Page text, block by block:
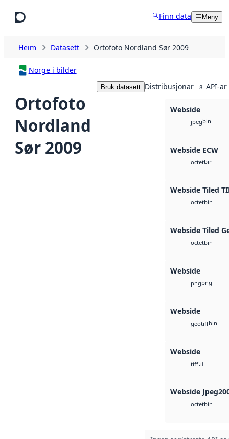
Finn data Meny
Heim Datasett Ortofoto Nordland Sør 2009
Norge i bilder
Ortofoto
Nordland
Sør 2009
Bruk datasett Distribusjonar 8 API-ar
Webside
jpegbin
Webside ECW
octetbin
Webside Tiled
octetbin
Webside Tiled
octetbin
Webside
pngpng
Webside
geotiffbin
Webside
tifftif
Webside
octetbin